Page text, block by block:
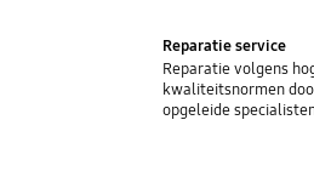
Reparatie service
Reparatie volgens
kwaliteitsnormen
opgeleide